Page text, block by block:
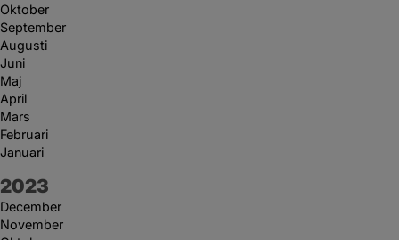
Oktober
September
Augusti
Juni
Maj
April
Mars
Februari
Januari
År:
2023
December
November